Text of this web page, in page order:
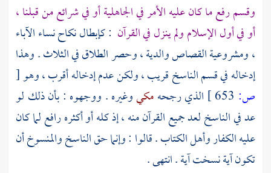
وقسم رفع ما كان عليه الأمر في الجاهلية أو في شرائع من قبلنا ،
أو في أول الإسلام ولم ينزل في القرآن : كإبطال نكاح نساء الآباء
، ومشروعية القصاص والدية ، وحصر الطلاق في الثلاث . وهذا
إدخاله في قسم الناسخ قريب ، ولكن عدم إدخاله أقرب ، وهو[
ص:
الذي رجحهمكيوغيره . ووجهوه : بأن ذلك لو
عد في الناسخ لعد جميع القرآن منه ، إذ كله أو أكثره رافع لما كان
عليه الكفار وأهل الكتاب . قالوا : وإنما حق الناسخ والمنسوخ أن
تكون آية نسخت آية . انتهى .